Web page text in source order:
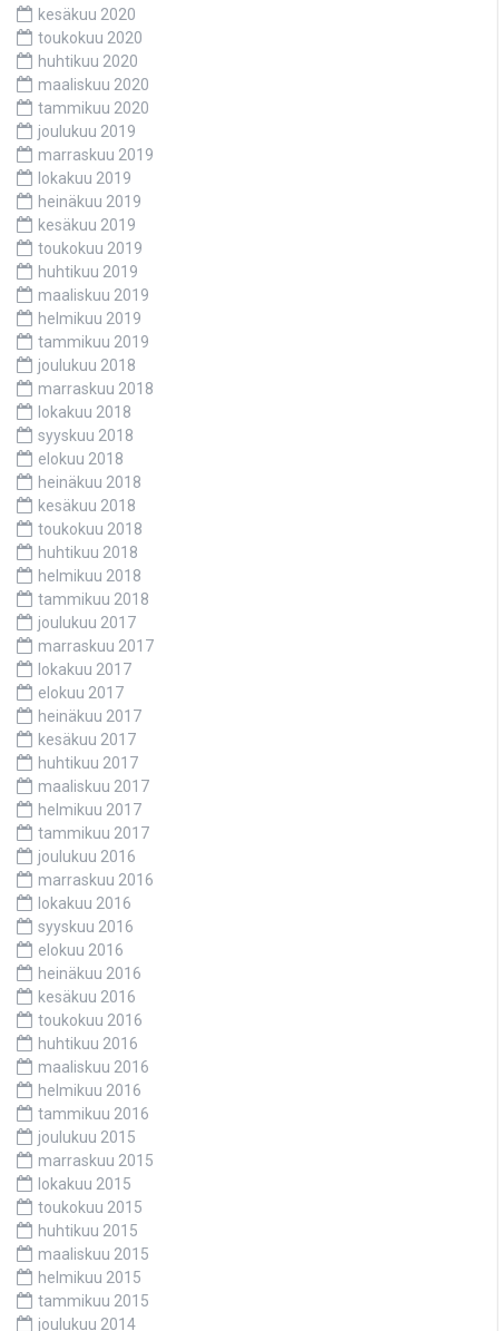
kesäkuu 2020
toukokuu 2020
huhtikuu 2020
maaliskuu 2020
tammikuu 2020
joulukuu 2019
marraskuu 2019
lokakuu 2019
heinäkuu 2019
kesäkuu 2019
toukokuu 2019
huhtikuu 2019
maaliskuu 2019
helmikuu 2019
tammikuu 2019
joulukuu 2018
marraskuu 2018
lokakuu 2018
syyskuu 2018
elokuu 2018
heinäkuu 2018
kesäkuu 2018
toukokuu 2018
huhtikuu 2018
helmikuu 2018
tammikuu 2018
joulukuu 2017
marraskuu 2017
lokakuu 2017
elokuu 2017
heinäkuu 2017
kesäkuu 2017
huhtikuu 2017
maaliskuu 2017
helmikuu 2017
tammikuu 2017
joulukuu 2016
marraskuu 2016
lokakuu 2016
syyskuu 2016
elokuu 2016
heinäkuu 2016
kesäkuu 2016
toukokuu 2016
huhtikuu 2016
maaliskuu 2016
helmikuu 2016
tammikuu 2016
joulukuu 2015
marraskuu 2015
lokakuu 2015
toukokuu 2015
huhtikuu 2015
maaliskuu 2015
helmikuu 2015
tammikuu 2015
joulukuu 2014